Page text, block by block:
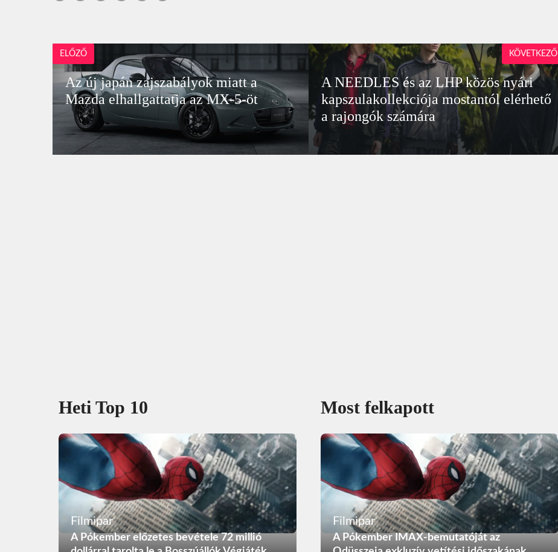
ELŐZŐ
Az új japán zajszabályok miatt a
Mazda elhallgattatja az MX-5-öt
A NEEDLES és az LHP közös nyári
kapszulakollekciója mostantól elérhető
a rajongók számára
KÖVETKEZŐ
Heti Top 10
Filmipar
A Pókember előzetes bevétele 72 millió
Most felkapott
Filmipar
A Pókember IMAX-bemutatóját az